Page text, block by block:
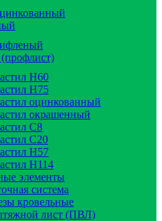
Н60
Н75
оцинкованный
окрашенный
С8
С20
Н57
Н114
элементы
система
кровельные
лист (ПВЛ)